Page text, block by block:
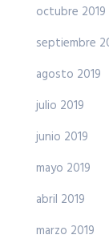
octubre 2019
septiembre
agosto 2019
julio 2019
junio 2019
mayo 2019
abril 2019
marzo 2019